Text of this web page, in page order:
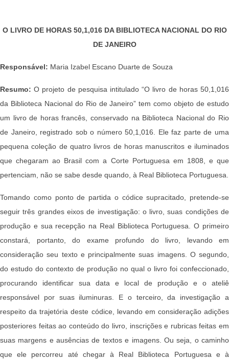
O LIVRO DE HORAS 50,1,016 DA BIBLIOTECA NACIONAL DO RIO
DE JANEIRO
Responsável: Maria Izabel Escano Duarte de Souza
Resumo: O projeto de pesquisa intitulado “O livro de horas 50,1,016
da Biblioteca Nacional do Rio de Janeiro” tem como objeto de estudo
um livro de horas francês, conservado na Biblioteca Nacional do Rio
de Janeiro, registrado sob o número 50,1,016. Ele faz parte de uma
pequena coleção de quatro livros de horas manuscritos e iluminados
que chegaram ao Brasil com a Corte Portuguesa em 1808, e que
pertenciam, não se sabe desde quando, à Real Biblioteca Portuguesa.
Tomando como ponto de partida o códice supracitado, pretende-se
seguir três grandes eixos de investigação: o livro, suas condições de
produção e sua recepção na Real Biblioteca Portuguesa. O primeiro
constará, portanto, do exame profundo do livro, levando em
consideração seu texto e principalmente suas imagens. O segundo,
do estudo do contexto de produção no qual o livro foi confeccionado,
procurando identificar sua data e local de produção e o ateliê
responsável por suas iluminuras. E o terceiro, da investigação a
respeito da trajetória deste códice, levando em consideração adições
posteriores feitas ao conteúdo do livro, inscrições e rubricas feitas em
suas margens e ausências de textos e imagens. Ou seja, o caminho
que ele percorreu até chegar à Real Biblioteca Portuguesa e à